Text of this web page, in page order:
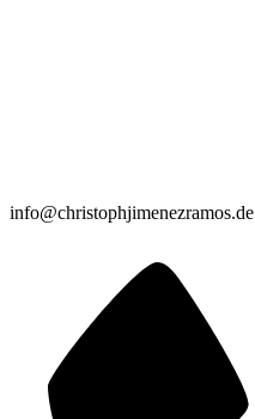
info@christophjimenezramos.de